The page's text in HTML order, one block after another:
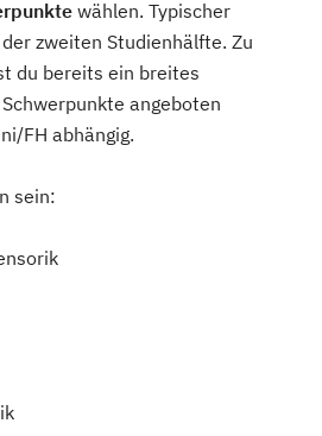
wählen. Typischer
zweiten Studienhälfte. Zu
du bereits ein breites
angeboten
FH abhängig.
sein: